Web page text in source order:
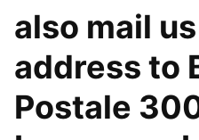
also mail
address to
Postale